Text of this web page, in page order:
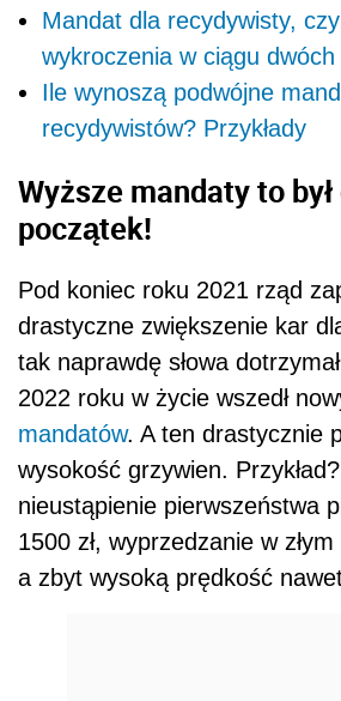
Mandat dla recydywisty,
wykroczenia w ciągu dwóch
Ile wynoszą podwójne
recydywistów? Przykłady
Wyższe mandaty to
początek!
Pod koniec roku 2021 rząd
drastyczne zwiększenie kar
tak naprawdę słowa
2022 roku w życie wszedł
mandatów. A ten drastycznie
wysokość grzywien.
nieustąpienie pierwszeństwa
1500 zł, wyprzedzanie w
a zbyt wysoką prędkość